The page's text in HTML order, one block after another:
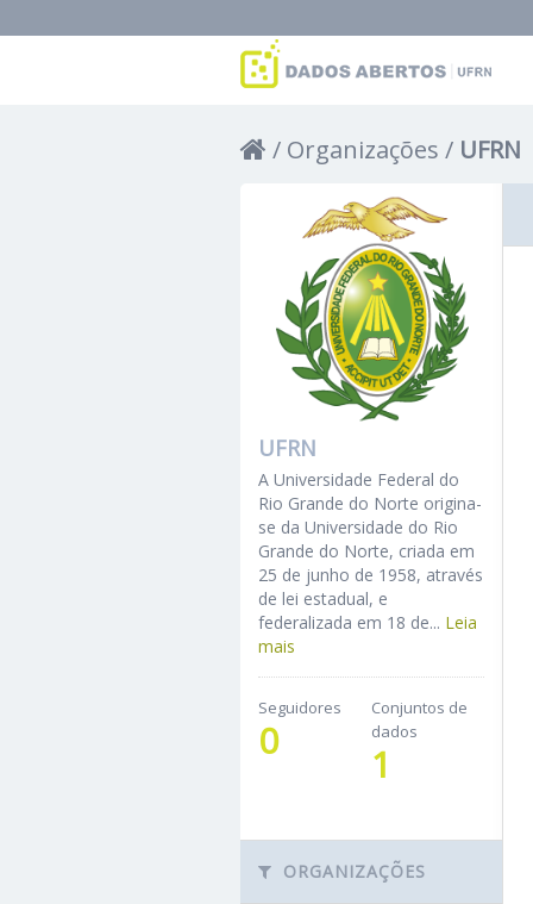
Organizações UFRN
UFRN
A Universidade Federal do
Rio Grande do Norte origina-
se da Universidade do Rio
Grande do Norte, criada em
25 de junho de 1958, através
de lei estadual, e
federalizada em 18 de... Leia
mais
Seguidores
0
Conjuntos de
dados
1
ORGANIZAÇÕES